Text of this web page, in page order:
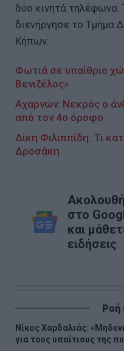
δύο κινητά τηλέφωνα.
διενήργησε το Τμήμα
Κήπων.
Φωτιά σε υπαίθριο
Βενιζέλος»
Αχαρνών: Νεκρός ο
από τον 4ο όροφο
Δίκη Φιλιππίδη: Τι
Δροσάκη
στο
και
ειδήσεις
Ροή
Νίκος Χαρδαλιάς:
για τους υπαίτιους της